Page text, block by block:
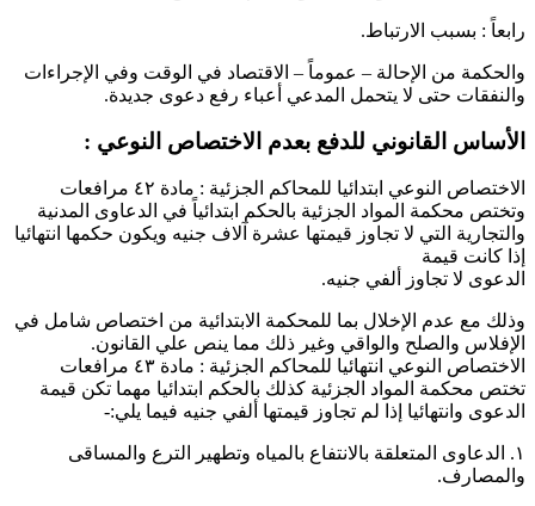
رابعاً : بسبب الارتباط.
والحكمة من الإحالة – عموماً – الاقتصاد في الوقت وفي الإجراءات
والنفقات حتى لا يتحمل المدعي أعباء رفع دعوى جديدة.
الأساس القانوني للدفع بعدم الاختصاص النوعي :
الاختصاص النوعي ابتدائيا للمحاكم الجزئية : مادة ٤۲ مرافعات
وتختص محكمة المواد الجزئية بالحكم ابتدائياً في الدعاوى المدنية
والتجارية التي لا تجاوز قيمتها عشرة آلاف جنيه ويكون حكمها انتهائيا
إذا كانت قيمة
الدعوى لا تجاوز ألفي جنيه.
وذلك مع عدم الإخلال بما للمحكمة الابتدائية من اختصاص شامل في
الإفلاس والصلح والواقي وغير ذلك مما ينص علي القانون.
الاختصاص النوعي انتهائيا للمحاكم الجزئية : مادة ٤۳ مرافعات
تختص محكمة المواد الجزئية كذلك بالحكم ابتدائيا مهما تكن قيمة
الدعوى وانتهائيا إذا لم تجاوز قيمتها ألفي جنيه فيما يلي:-
۱. الدعاوى المتعلقة بالانتفاع بالمياه وتطهير الترع والمساقى
والمصارف.